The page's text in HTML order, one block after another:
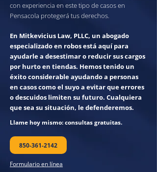
con experiencia en este tipo de casos en
Pensacola protegerá tus derechos.
En Mitkevicius Law, PLLC, un abogado
especializado en robos está aquí para
ayudarle a desestimar o reducir sus cargos
por hurto en tiendas. Hemos tenido un
éxito considerable ayudando a personas
en casos como el suyo a evitar que errores
o descuidos limiten su futuro. Cualquiera
que sea su situación, le defenderemos.
Llame hoy mismo: consultas gratuitas.
850-361-2142
Formulario en línea